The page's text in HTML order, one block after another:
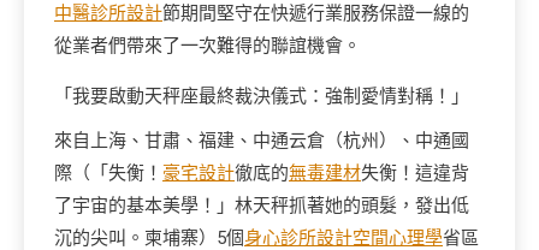
中醫診所設計節期間堅守在快遞行業服務保證一線的
從業者們帶來了一次難得的聯誼機會。
「我要啟動天秤座最終裁決儀式：強制愛情對稱！」
來自上海、甘肅、福建、中通云倉（杭州）、中通國
際（「失衡！ 豪宅設計徹底的無毒建材失衡！這違背
了宇宙的基本美學！」林天秤抓著她的頭髮，發出低
沉的尖叫。柬埔寨）5個身心診所設計空間心理學省區